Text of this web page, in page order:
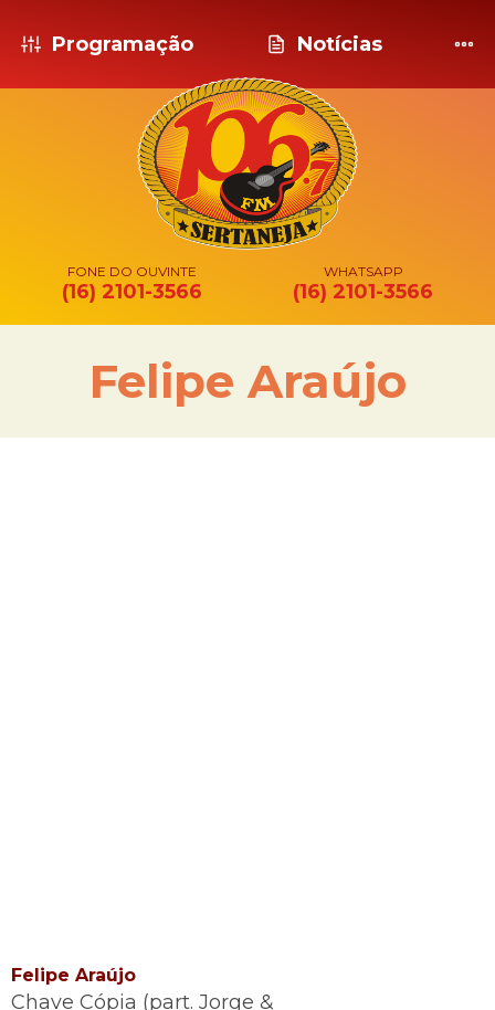
Programação Notícias
FONE DO OUVINTE
(16) 2101-3566
WHATSAPP
(16) 2101-3566
Felipe Araújo
Felipe Araújo
Chave Cópia (part. Jorge &